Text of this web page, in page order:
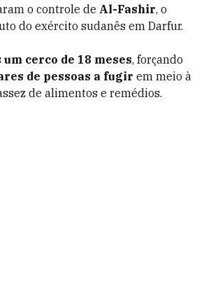
o controle de Al-Fashir, o
do exército sudanês em Darfur.
um cerco de 18 meses, forçando
de pessoas a fugir em meio à
de alimentos e remédios.